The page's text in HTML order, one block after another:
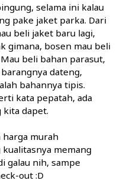
selama ini kalau
pake jaket parka. Dari
beli jaket baru lagi,
gimana, bosen mau beli
beli bahan parasut,
dateng,
bahannya tipis.
kata pepatah, ada
kita dapet.
harga murah
memang
galau nih, sampe
out :D